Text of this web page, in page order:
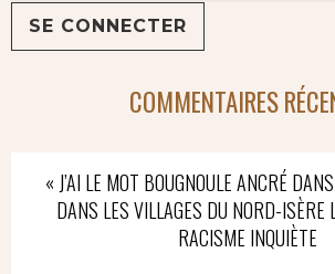
COMMENTAIRES
« J’AI LE MOT BOUGNOULE ANCRÉ
DANS LES VILLAGES DU NORD-ISÈRE
RACISME INQUIÈTE